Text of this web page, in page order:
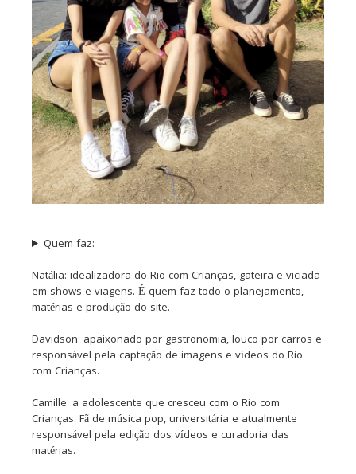
Quem faz:
Natália: idealizadora do Rio com Crianças, gateira e viciada
em shows e viagens. É quem faz todo o planejamento,
matérias e produção do site.
Davidson: apaixonado por gastronomia, louco por carros e
responsável pela captação de imagens e vídeos do Rio
com Crianças.
Camille: a adolescente que cresceu com o Rio com
Crianças. Fã de música pop, universitária e atualmente
responsável pela edição dos vídeos e curadoria das
matérias.